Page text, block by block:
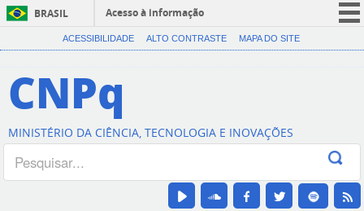
BRASIL
Acesso à informação
CORONAVÍRUS (COVID-19)
Canais
ACESSIBILIDADE ALTO CONTRASTE MAPA DO SITE
CNPq
MINISTÉRIO DA CIÊNCIA, TECNOLOGIA E INOVAÇÕES